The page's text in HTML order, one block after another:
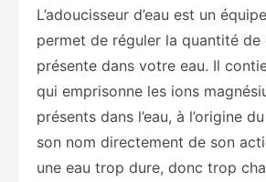
L’adoucisseur d’eau est un
permet de réguler la quantité de
présente dans votre eau. Il
qui emprisonne les ions
présents dans l’eau, à l’origine
son nom directement de son
une eau trop dure, donc trop